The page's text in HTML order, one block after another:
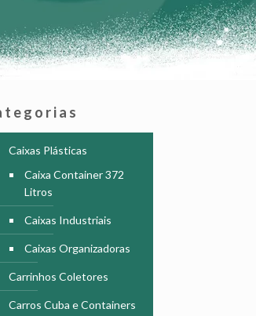
Caixas Plásticas
Caixa Container 372
Litros
Caixas Industriais
Caixas Organizadoras
Carrinhos Coletores
Carros Cuba e Containers